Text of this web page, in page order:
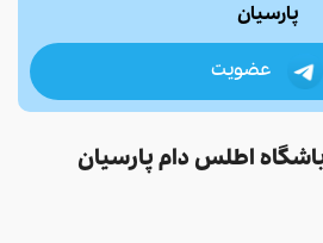
پارسیان
عضویت
اطلس دام پارسیان